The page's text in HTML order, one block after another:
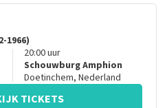
1966)
20:00uur
Schouwburg Amphion
Doetinchem, Nederland
TICKETS